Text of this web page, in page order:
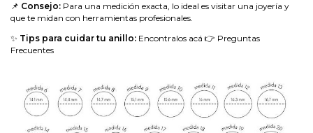
📌 Consejo: Para una medición exacta, lo ideal es visitar una joyería y
que te midan con herramientas profesionales.
✨ Tips para cuidar tu anillo: Encontralos acá 👉 Preguntas
Frecuentes